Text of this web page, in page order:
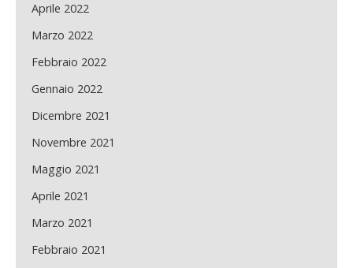
Aprile 2022
Marzo 2022
Febbraio 2022
Gennaio 2022
Dicembre 2021
Novembre 2021
Maggio 2021
Aprile 2021
Marzo 2021
Febbraio 2021